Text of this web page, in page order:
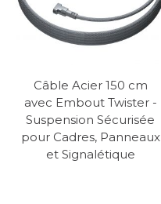
Câble Acier 150 cm
avec Embout Twister -
Suspension Sécurisée
pour Cadres, Panneaux
et Signalétique